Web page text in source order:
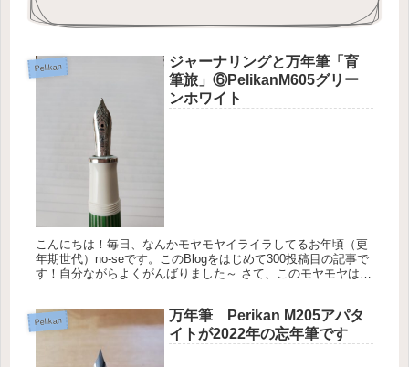
Pelikan
ジャーナリングと万年筆「育
筆旅」⑥PelikanM605グリー
ンホワイト
こんにちは！毎日、なんかモヤモヤイライラしてるお年頃（更
年期世代）no-seです。このBlogをはじめて300投稿目の記事で
す！自分ながらよくがんばりました～ さて、このモヤモヤはど
Pelikan
万年筆 Perikan M205アパタ
イトが2022年の忘年筆です